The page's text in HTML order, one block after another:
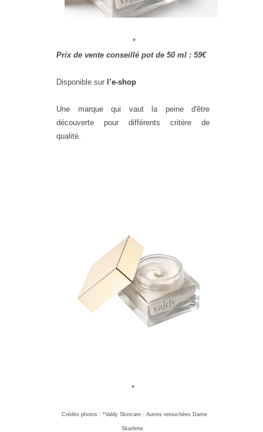
*
Prix de vente conseillé pot de 50 ml : 59€
Disponible sur l’e-shop
Une marque qui vaut la peine d'être
découverte pour différents critère de
qualité.
*
Crédits photos : *Valdy Skincare - Autres retouchées Dame
Skarlette